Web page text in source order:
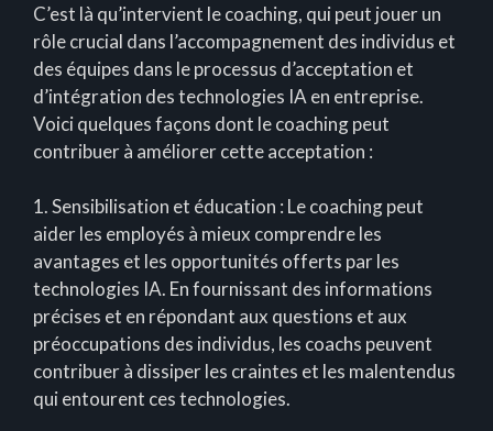
C’est là qu’intervient le coaching, qui peut jouer un
rôle crucial dans l’accompagnement des individus et
des équipes dans le processus d’acceptation et
d’intégration des technologies IA en entreprise.
Voici quelques façons dont le coaching peut
contribuer à améliorer cette acceptation :
1. Sensibilisation et éducation : Le coaching peut
aider les employés à mieux comprendre les
avantages et les opportunités offerts par les
technologies IA. En fournissant des informations
précises et en répondant aux questions et aux
préoccupations des individus, les coachs peuvent
contribuer à dissiper les craintes et les malentendus
qui entourent ces technologies.